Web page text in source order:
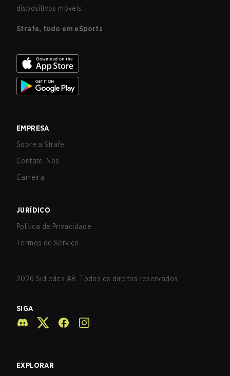
dispositivos móveis.
Strafe, tudo em eSports
EMPRESA
Sobre a Strafe
Contate-Nos
Carreira
JURÍDICO
Política de Privacidade
Termos de Serviço
2026 Sidledes AB. Todos os direitos reservados.
SIGA
EXPLORAR